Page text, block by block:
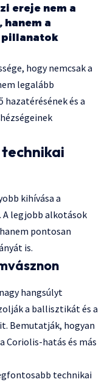
ereje nem a
a
pillanatok
hogy nemcsak a
legalább
és a
kihívása a
legjobb alkotások
pontosan
is.
hangsúlyt
a ballisztikát és a
Bemutatják, hogyan
Coriolis-hatás és más
technikai